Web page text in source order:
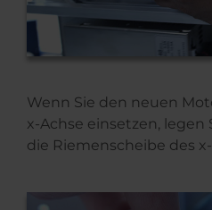
Wenn Sie den neuen
x-Achse einsetzen, legen
die Riemenscheibe des